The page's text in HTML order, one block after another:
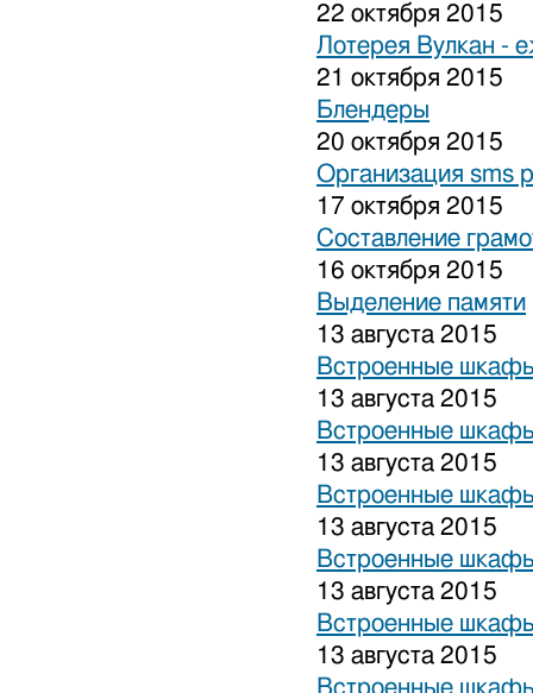
22 октября 2015
Лотерея Вулкан -
21 октября 2015
Блендеры
20 октября 2015
Организация sms
17 октября 2015
Составление
16 октября 2015
Выделение памяти
13 августа 2015
Встроенные
13 августа 2015
Встроенные
13 августа 2015
Встроенные
13 августа 2015
Встроенные
13 августа 2015
Встроенные
13 августа 2015
Встроенные